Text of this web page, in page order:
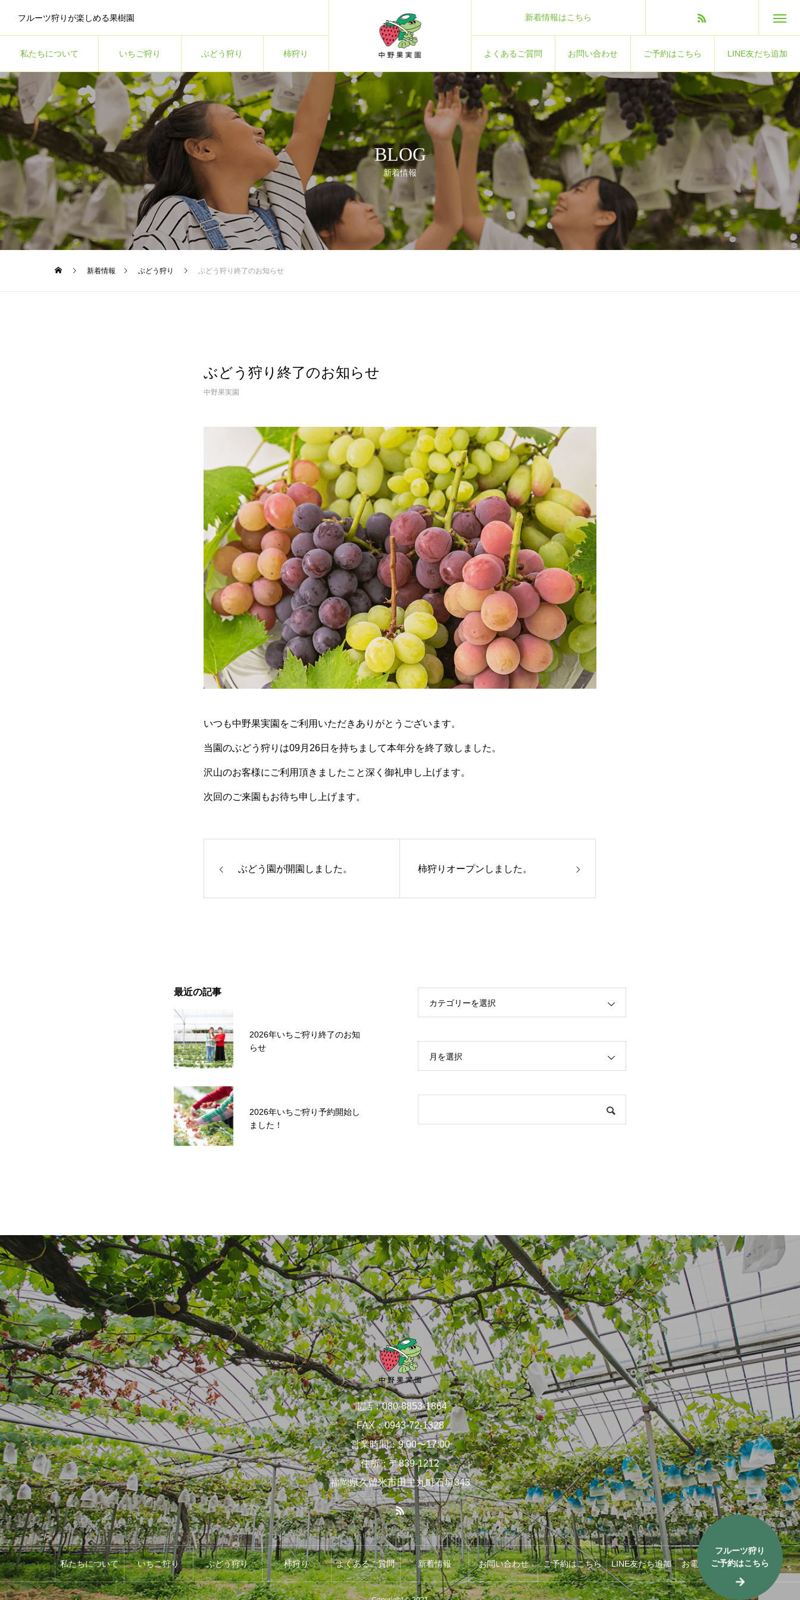
フルーツ狩り
ご予約はこちら
私たちについて いちご狩り ぶどう狩り 柿狩り よくあるご質問 お問い合わせ ご予約はこちら LINE友だち追加
フルーツ狩りが楽しめる果樹園 新着情報はこちら
BLOG
新着情報
新着情報 ぶどう狩り ぶどう狩り終了のお知らせ
ぶどう狩り終了のお知らせ
中野果実園
いつも中野果実園をご利用いただきありがとうございます。
当園のぶどう狩りは09月26日を持ちまして本年分を終了致しました。
沢山のお客様にご利用頂きましたこと深く御礼申し上げます。
次回のご来園もお待ち申し上げます。
ぶどう園が開園しました。 柿狩りオープンしました。
最近の記事
2026年いちご狩り終了のお知
らせ
2026年いちご狩り予約開始し
ました！
カテゴリーを選択
月を選択
電話：080-8853-1864
FAX：0943-72-1328
営業時間：9:00〜17:00
住所：〒839-1212
福岡県久留米市田主丸町石垣343
私たちについて いちご狩り ぶどう狩り 柿狩り よくあるご質問 新着情報 お問い合わせ ご予約はこちら LINE友だち追加 お電話はこちら